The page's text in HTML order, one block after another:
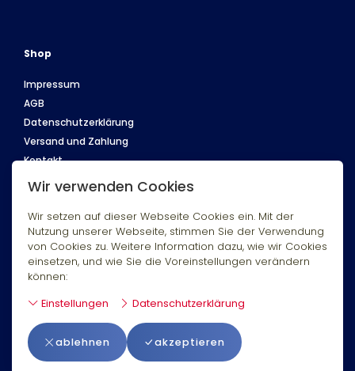
Wir verwenden Cookies
Wir setzen auf dieser Webseite Cookies ein. Mit der
Nutzung unserer Webseite, stimmen Sie der Verwendung
von Cookies zu. Weitere Information dazu, wie wir Cookies
einsetzen, und wie Sie die Voreinstellungen verändern
können:
Einstellungen
Datenschutzerklärung
ablehnen akzeptieren
Shop
Impressum
AGB
Datenschutzerklärung
Versand und Zahlung
Kontakt
Folgen Sie uns
Powered by Swiss21